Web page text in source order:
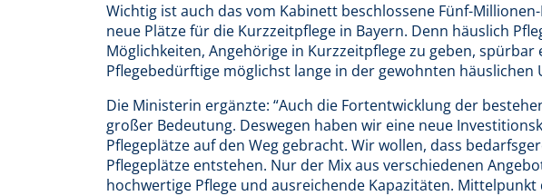
Wichtig ist auch das vom Kabinett beschlossene Fünf-
neue Plätze für die Kurzzeitpflege in Bayern. Denn häuslich
Möglichkeiten, Angehörige in Kurzzeitpflege zu geben,
Pflegebedürftige möglichst lange in der gewohnten häuslichen
Die Ministerin ergänzte: “Auch die Fortentwicklung der
großer Bedeutung. Deswegen haben wir eine neue
Pflegeplätze auf den Weg gebracht. Wir wollen, dass
Pflegeplätze entstehen. Nur der Mix aus verschiedenen
hochwertige Pflege und ausreichende Kapazitäten.